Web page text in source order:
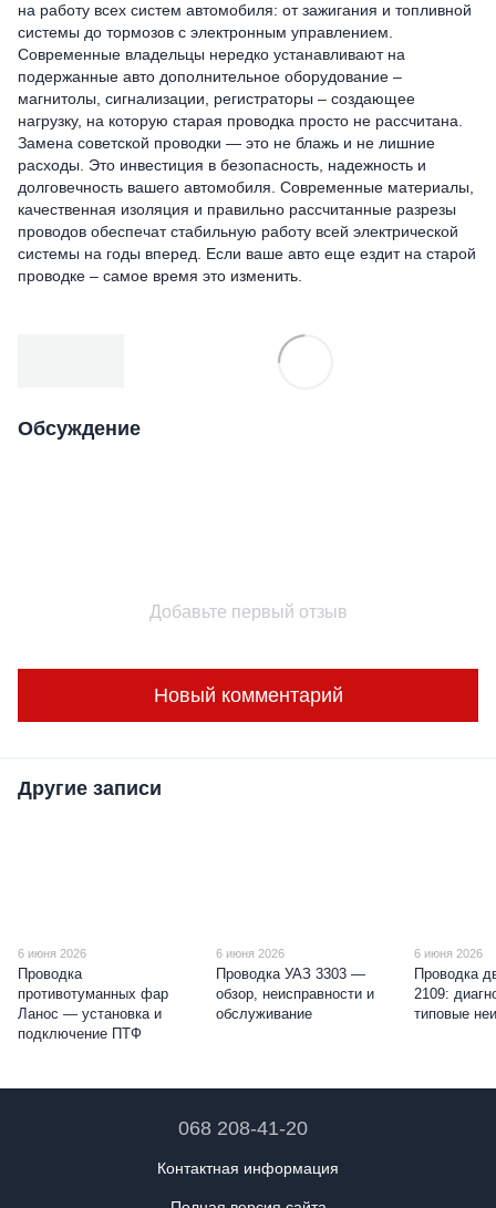
на работу всех систем автомобиля: от зажигания и топливной
системы до тормозов с электронным управлением.
Современные владельцы нередко устанавливают на
подержанные авто дополнительное оборудование –
магнитолы, сигнализации, регистраторы – создающее
нагрузку, на которую старая проводка просто не рассчитана.
Замена советской проводки — это не блажь и не лишние
расходы. Это инвестиция в безопасность, надежность и
долговечность вашего автомобиля. Современные материалы,
качественная изоляция и правильно рассчитанные разрезы
проводов обеспечат стабильную работу всей электрической
системы на годы вперед. Если ваше авто еще ездит на старой
проводке – самое время это изменить.
Обсуждение
Добавьте первый отзыв
Новый комментарий
Другие записи
6 июня 2026
Проводка
противотуманных фар
Ланос — установка и
подключение ПТФ
6 июня 2026
Проводка УАЗ 3303 —
обзор, неисправности и
обслуживание
6 июня 2026
Проводка
2109:
типовые
068 208-41-20
Контактная информация